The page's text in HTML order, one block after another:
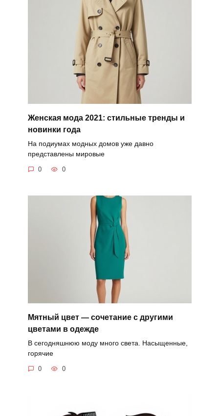
Женская мода 2021: стильные тренды и
новинки года
На подиумах модных домов уже давно
представлены мировые
0 0
Мятный цвет — сочетание с другими
цветами в одежде
В сегодняшнюю моду много света. Насыщенные,
горячие
0 0